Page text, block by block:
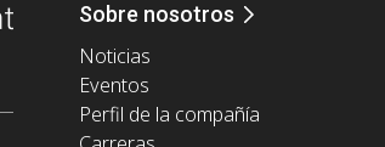
Sobre nosotros
Noticias
Eventos
Perfil de la compañía